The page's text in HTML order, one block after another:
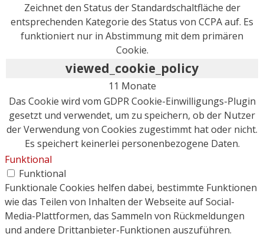
Zeichnet den Status der Standardschaltfläche der
entsprechenden Kategorie des Status von CCPA auf. Es
funktioniert nur in Abstimmung mit dem primären
Cookie.
viewed_cookie_policy
11 Monate
Das Cookie wird vom GDPR Cookie-Einwilligungs-Plugin
gesetzt und verwendet, um zu speichern, ob der Nutzer
der Verwendung von Cookies zugestimmt hat oder nicht.
Es speichert keinerlei personenbezogene Daten.
Funktional
Funktional
Funktionale Cookies helfen dabei, bestimmte Funktionen
wie das Teilen von Inhalten der Webseite auf Social-
Media-Plattformen, das Sammeln von Rückmeldungen
und andere Drittanbieter-Funktionen auszuführen.